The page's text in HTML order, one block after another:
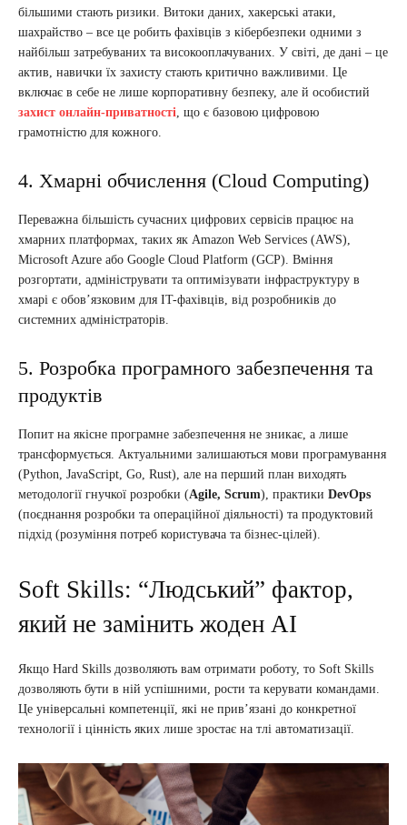
більшими стають ризики. Витоки даних, хакерські атаки,
шахрайство – все це робить фахівців з кібербезпеки одними з
найбільш затребуваних та високооплачуваних. У світі, де дані – це
актив, навички їх захисту стають критично важливими. Це
включає в себе не лише корпоративну безпеку, але й особистий
захист онлайн-приватності , що є базовою цифровою
грамотністю для кожного.
4. Хмарні обчислення (Cloud Computing)
Переважна більшість сучасних цифрових сервісів працює на
хмарних платформах, таких як Amazon Web Services (AWS),
Microsoft Azure або Google Cloud Platform (GCP). Вміння
розгортати, адмініструвати та оптимізувати інфраструктуру в
хмарі є обов’язковим для IT-фахівців, від розробників до
системних адміністраторів.
5. Розробка програмного забезпечення та
продуктів
Попит на якісне програмне забезпечення не зникає, а лише
трансформується. Актуальними залишаються мови програмування
(Python, JavaScript, Go, Rust), але на перший план виходять
методології гнучкої розробки (Agile, Scrum), практики DevOps
(поєднання розробки та операційної діяльності) та продуктовий
підхід (розуміння потреб користувача та бізнес-цілей).
Soft Skills: “Людський” фактор,
який не замінить жоден AI
Якщо Hard Skills дозволяють вам отримати роботу, то Soft Skills
дозволяють бути в ній успішними, рости та керувати командами.
Це універсальні компетенції, які не прив’язані до конкретної
технології і цінність яких лише зростає на тлі автоматизації.